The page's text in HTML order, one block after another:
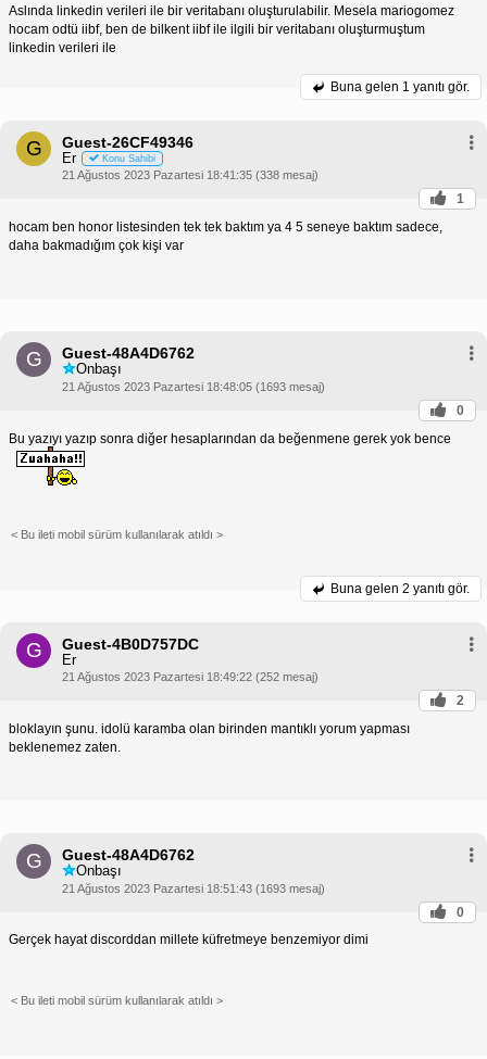
Aslında linkedin verileri ile bir veritabanı oluşturulabilir. Mesela mariogomez
hocam odtü iibf, ben de bilkent iibf ile ilgili bir veritabanı oluşturmuştum
linkedin verileri ile
Buna gelen 1 yanıtı gör.
G Guest-26CF49346
Er Konu Sahibi
21 Ağustos 2023 Pazartesi 18:41:35 (338 mesaj)
1
hocam ben honor listesinden tek tek baktım ya 4 5 seneye baktım sadece,
daha bakmadığım çok kişi var
G Guest-48A4D6762
Onbaşı
21 Ağustos 2023 Pazartesi 18:48:05 (1693 mesaj)
0
Bu yazıyı yazıp sonra diğer hesaplarından da beğenmene gerek yok bence
< Bu ileti mobil sürüm kullanılarak atıldı >
Buna gelen 2 yanıtı gör.
G Guest-4B0D757DC
Er
21 Ağustos 2023 Pazartesi 18:49:22 (252 mesaj)
2
bloklayın şunu. idolü karamba olan birinden mantıklı yorum yapması
beklenemez zaten.
G Guest-48A4D6762
Onbaşı
21 Ağustos 2023 Pazartesi 18:51:43 (1693 mesaj)
0
Gerçek hayat discorddan millete küfretmeye benzemiyor dimi
< Bu ileti mobil sürüm kullanılarak atıldı >